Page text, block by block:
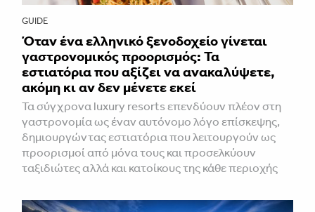
GUIDE
Όταν ένα ελληνικό ξενοδοχείο γίνεται
γαστρονομικός προορισμός: Τα
εστιατόρια που αξίζει να ανακαλύψετε,
ακόμη κι αν δεν μένετε εκεί
Τα σύγχρονα luxury resorts επενδύουν πλέον στη
γαστρονομία ως έναν αυτόνομο λόγο επίσκεψης,
δημιουργώντας εστιατόρια που λειτουργούν ως
προορισμοί από μόνα τους και προσελκύουν
ταξιδιώτες αλλά και κατοίκους της κάθε περιοχής